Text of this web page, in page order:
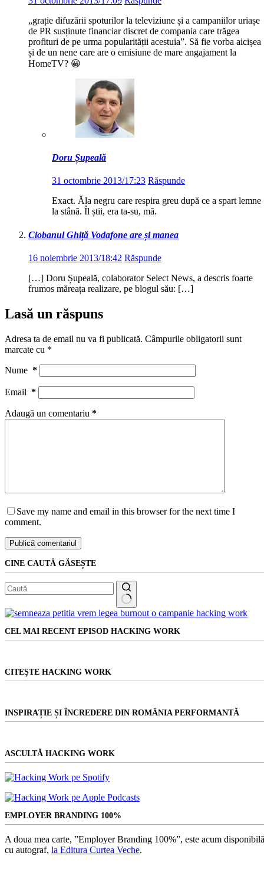
„grație difuzării spoturilor la televiziune și a campaniilor uriașe
de PR susținute financiar discret de compania care trăgea
profituri de pe urma popularității acestuia”. Să fie vorba aicișea
și de un nene care are o emisiune de mare angajament la
HomeTV? 😀
Doru Șupeală
31 octombrie 2013/17:23 Răspunde
Exact. Ăla negru care respira greu după ce a spart lemne
la stână. Îl știi, era ta-su, mă.
Ciobanul Ghiță Vodafone are și manea
16 noiembrie 2013/18:42 Răspunde
[…] Doru Șupeală, colaborator Select News, a descris foarte
frumos măreața realizare, pe blogul său: […]
Lasă un răspuns
Adresa ta de email nu va fi publicată. Câmpurile obligatorii sunt
marcate cu *
Nume *
Email *
Adaugă un comentariu *
Save my name and email in this browser for the next time I
comment.
Publică comentariul
CINE CAUTĂ GĂSEȘTE
Niciun
CEL MAI RECENT EPISOD HACKING WORK
CITEŞTE HACKING WORK
INSPIRAȚIE ȘI ÎNCREDERE DIN ROMÂNIA PERFORMANTĂ
ASCULTĂ HACKING WORK
EMPLOYER BRANDING 100%
A doua mea carte, ”Employer Branding 100%”, este acum
cu autograf, la Editura Curtea Veche.